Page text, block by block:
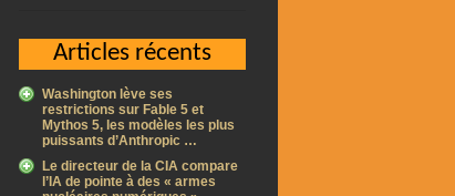
Articles récents
Washington lève ses
restrictions sur Fable 5 et
Mythos 5, les modèles les plus
puissants d’Anthropic …
Le directeur de la CIA compare
l’IA de pointe à des « armes